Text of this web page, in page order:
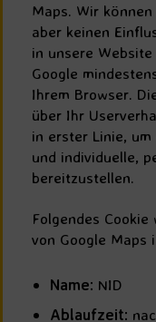
Maps. Wir
aber keinen
in unsere
Google
Ihrem Browser.
über Ihr
in erster Linie,
und individuelle,
bereitzustellen.
Folgendes
von Google Maps
Name: NID
Ablaufzeit: